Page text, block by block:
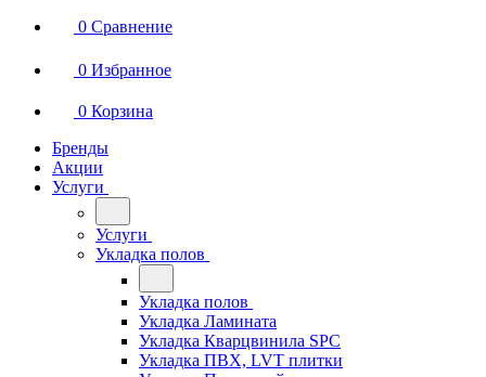
0 Сравнение
0 Избранное
0 Корзина
Бренды
Акции
Услуги
Услуги
Укладка полов
Укладка полов
Укладка Ламината
Укладка Кварцвинила SPC
Укладка ПВХ, LVT плитки